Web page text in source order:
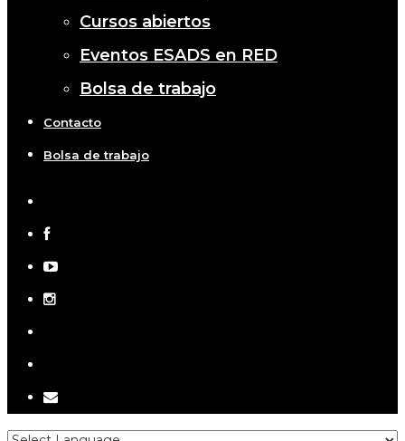
Cursos abiertos
Eventos ESADS en RED
Bolsa de trabajo
Contacto
Bolsa de trabajo
twitter
facebook
youtube
instagram
email